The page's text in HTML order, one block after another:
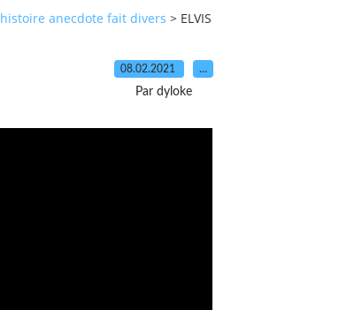
histoire anecdote fait divers > ELVIS
08.02.2021 …
Par dyloke